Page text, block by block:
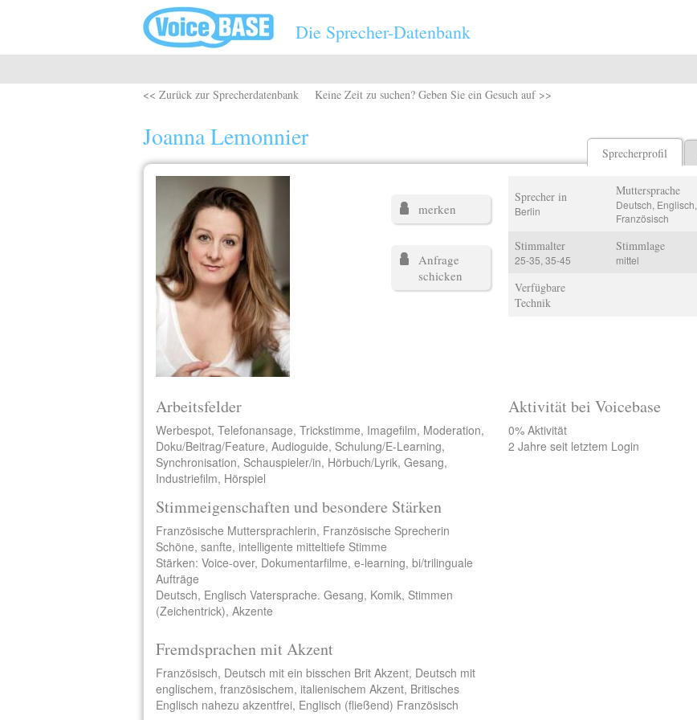
Die Sprecher-Datenbank
<< Zurück zur Sprecherdatenbank Keine Zeit zu suchen? Geben Sie ein Gesuch auf >>
Joanna Lemonnier
Sprecherprofil
merken
Anfrage
schicken
Sprecher in
Berlin
Muttersprache
Deutsch, Englisch,
Französisch
Stimmalter
25-35, 35-45
Stimmlage
mittel
Verfügbare
Technik
Arbeitsfelder
Werbespot, Telefonansage, Trickstimme, Imagefilm, Moderation,
Doku/Beitrag/Feature, Audioguide, Schulung/E-Learning,
Synchronisation, Schauspieler/in, Hörbuch/Lyrik, Gesang,
Industriefilm, Hörspiel
Stimmeigenschaften und besondere Stärken
Französische Muttersprachlerin, Französische Sprecherin
Schöne, sanfte, intelligente mitteltiefe Stimme
Stärken: Voice-over, Dokumentarfilme, e-learning, bi/trilinguale
Aufträge
Deutsch, Englisch Vatersprache. Gesang, Komik, Stimmen
(Zeichentrick), Akzente
Fremdsprachen mit Akzent
Französisch, Deutsch mit ein bisschen Brit Akzent, Deutsch mit
englischem, französischem, italienischem Akzent, Britisches
Englisch nahezu akzentfrei, Englisch (fließend) Französisch
Aktivität bei Voicebase
0% Aktivität
2 Jahre seit letztem Login